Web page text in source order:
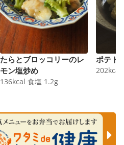
たらとブロッコリーのレ
モン塩炒め
136kcal 食塩 1.2g
ポテト
202kcal